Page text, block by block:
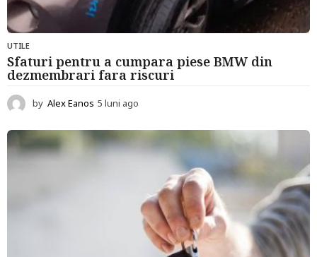
UTILE
Sfaturi pentru a cumpara piese BMW din
dezmembrari fara riscuri
by Alex Eanos 5 luni ago
u
n